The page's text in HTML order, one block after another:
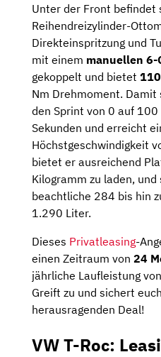
Unter der Front befindet
Reihendreizylinder-
Direkteinspritzung und
mit einem manuellen 6-
gekoppelt und bietet
Nm Drehmoment. Damit
den Sprint von 0 auf
Sekunden und erreicht
Höchstgeschwindigkeit
bietet er ausreichend
Kilogramm zu laden,
beachtliche 284 bis hin
1.290 Liter.
Dieses Privatleasing-
einen Zeitraum von 24
jährliche Laufleistung von
Greift zu und sichert
herausragenden Deal!
VW T-Roc: